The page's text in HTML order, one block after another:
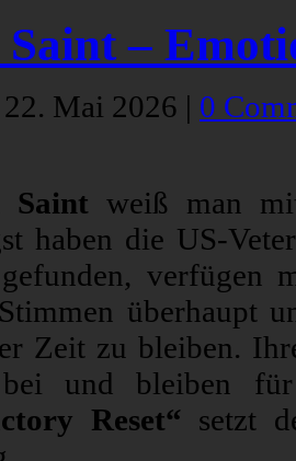
–
22. Mai 2026 | 0
Saint weiß man
haben die US-
verfügen
überhaupt
Zeit zu bleiben.
und bleiben
Reset“ setzt